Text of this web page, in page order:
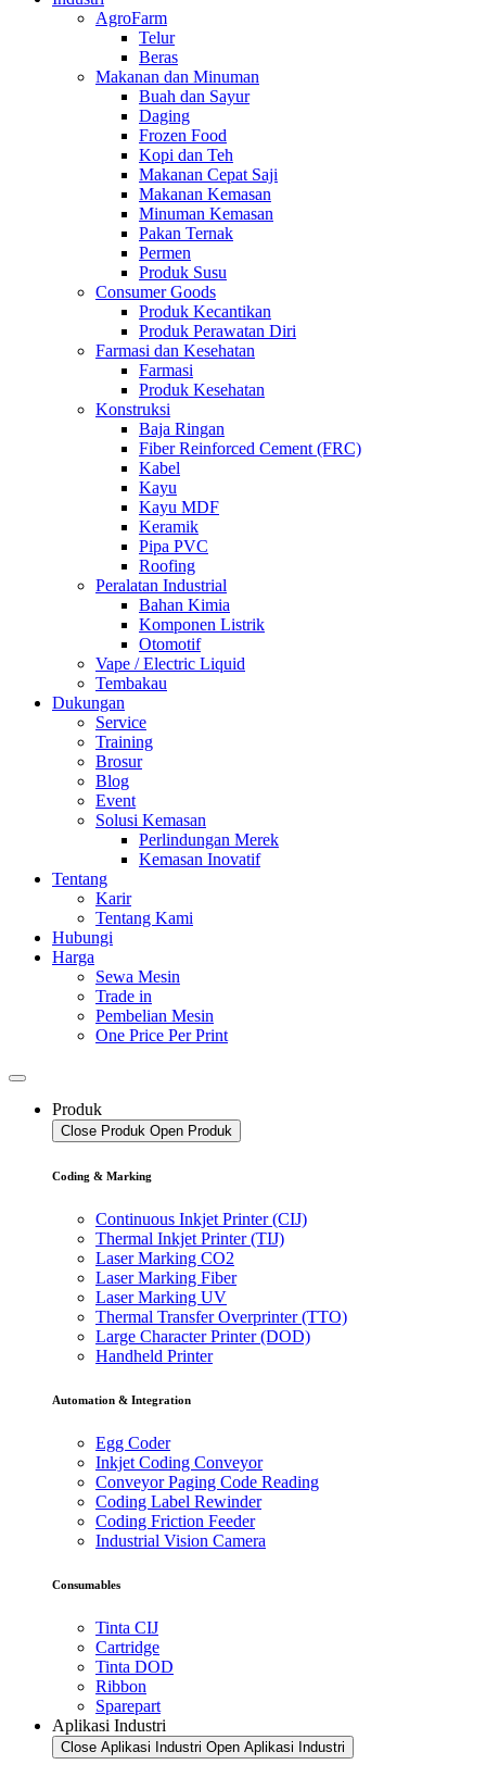
AgroFarm
Telur
Beras
Makanan dan Minuman
Buah dan Sayur
Daging
Frozen Food
Kopi dan Teh
Makanan Cepat Saji
Makanan Kemasan
Minuman Kemasan
Pakan Ternak
Permen
Produk Susu
Consumer Goods
Produk Kecantikan
Produk Perawatan Diri
Farmasi dan Kesehatan
Farmasi
Produk Kesehatan
Konstruksi
Baja Ringan
Fiber Reinforced Cement (FRC)
Kabel
Kayu
Kayu MDF
Keramik
Pipa PVC
Roofing
Peralatan Industrial
Bahan Kimia
Komponen Listrik
Otomotif
Vape / Electric Liquid
Tembakau
Dukungan
Service
Training
Brosur
Blog
Event
Solusi Kemasan
Perlindungan Merek
Kemasan Inovatif
Tentang
Karir
Tentang Kami
Hubungi
Harga
Sewa Mesin
Trade in
Pembelian Mesin
One Price Per Print
Produk
Close Produk Open Produk
Coding & Marking
Continuous Inkjet Printer (CIJ)
Thermal Inkjet Printer (TIJ)
Laser Marking CO2
Laser Marking Fiber
Laser Marking UV
Thermal Transfer Overprinter (TTO)
Large Character Printer (DOD)
Handheld Printer
Automation & Integration
Egg Coder
Inkjet Coding Conveyor
Conveyor Paging Code Reading
Coding Label Rewinder
Coding Friction Feeder
Industrial Vision Camera
Consumables
Tinta CIJ
Cartridge
Tinta DOD
Ribbon
Sparepart
Aplikasi Industri
Close Aplikasi Industri Open Aplikasi Industri